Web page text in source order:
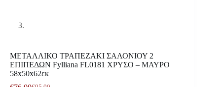
ΜΕΤΑΛΛΙΚΟ ΤΡΑΠΕΖΑΚΙ ΣΑΛΟΝΙΟΥ 2
ΕΠΙΠΕΔΩΝ Fylliana FL0181 ΧΡΥΣΟ – ΜΑΥΡΟ
58x50x62εκ